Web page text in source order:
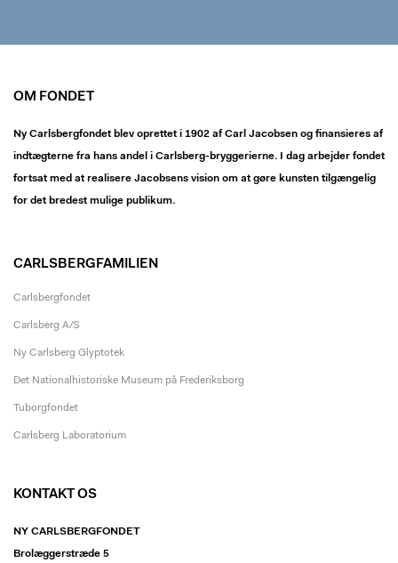
OM FONDET
Ny Carlsbergfondet blev oprettet i 1902 af Carl Jacobsen og finansieres af
indtægterne fra hans andel i Carlsberg-bryggerierne. I dag arbejder fondet
fortsat med at realisere Jacobsens vision om at gøre kunsten tilgængelig
for det bredest mulige publikum.
CARLSBERGFAMILIEN
Carlsbergfondet
Carlsberg A/S
Ny Carlsberg Glyptotek
Det Nationalhistoriske Museum på Frederiksborg
Tuborgfondet
Carlsberg Laboratorium
KONTAKT OS
NY CARLSBERGFONDET
Brolæggerstræde 5